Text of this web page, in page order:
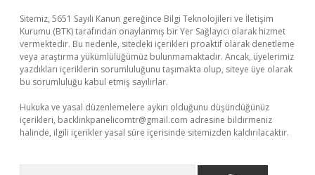
Sitemiz, 5651 Sayılı Kanun gereğince Bilgi Teknolojileri ve İletişim
Kurumu (BTK) tarafından onaylanmış bir Yer Sağlayıcı olarak hizmet
vermektedir. Bu nedenle, sitedeki içerikleri proaktif olarak denetleme
veya araştırma yükümlülüğümüz bulunmamaktadır. Ancak, üyelerimiz
yazdıkları içeriklerin sorumluluğunu taşımakta olup, siteye üye olarak
bu sorumluluğu kabul etmiş sayılırlar.
Hukuka ve yasal düzenlemelere aykırı olduğunu düşündüğünüz
içerikleri, backlinkpanelicomtr@gmail.com adresine bildirmeniz
halinde, ilgili içerikler yasal süre içerisinde sitemizden kaldırılacaktır.